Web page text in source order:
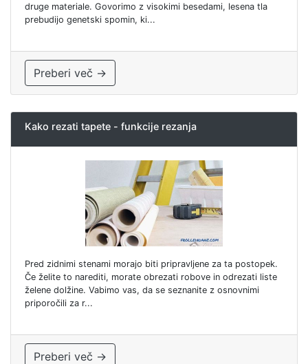
druge materiale. Govorimo z visokimi besedami, lesena tla
prebudijo genetski spomin, ki...
Preberi več →
Kako rezati tapete - funkcije rezanja
Pred zidnimi stenami morajo biti pripravljene za ta postopek.
Če želite to narediti, morate obrezati robove in odrezati liste
želene dolžine. Vabimo vas, da se seznanite z osnovnimi
priporočili za r...
Preberi več →